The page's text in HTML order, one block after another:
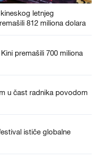
letnjeg
812 miliona dolara
premašili 700 miliona
u čast radnika povodom
ističe globalne